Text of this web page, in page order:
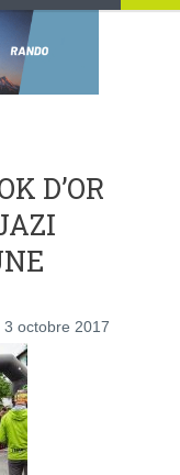
D’OR
3 octobre 2017